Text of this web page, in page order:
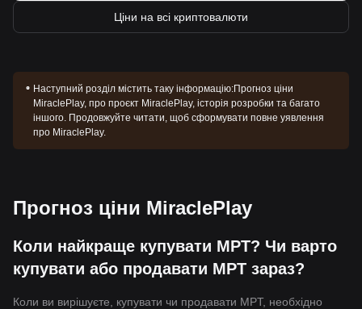
Ціни на всі криптовалюти
Наступний розділ містить таку інформацію:Прогноз ціни
MiraclePlay, про проєкт MiraclePlay, історія розробки та багато
іншого. Продовжуйте читати, щоб сформувати повне уявлення
про MiraclePlay.
Прогноз ціни MiraclePlay
Коли найкраще купувати MPT? Чи варто
купувати або продавати MPT зараз?
Коли ви вирішуєте, купувати чи продавати MPT, необхідно